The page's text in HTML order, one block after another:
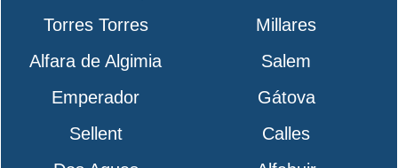
Torres Torres
Millares
Alfara de Algimia
Salem
Emperador
Gátova
Sellent
Calles